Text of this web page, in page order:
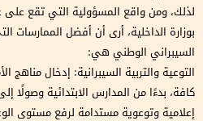
لذلك، ومن واقع المسؤولية التي تقع على
بوزارة الداخلية، أرى أن أفضل الممارسات
السيبراني الوطني هي:
التوعية والتربية السيبرانية: إدخال مناهج
كافة، بدءًا من المدارس الابتدائية وصولًا
إعلامية وتوعوية مستدامة لرفع مستوى